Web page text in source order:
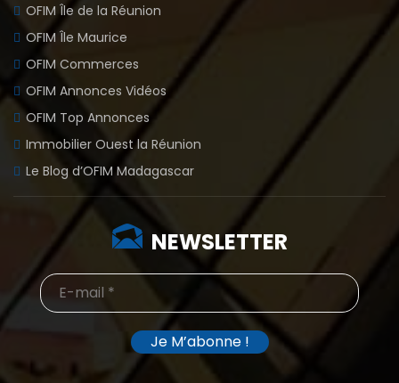
OFIM Île de la Réunion
OFIM Île Maurice
OFIM Commerces
OFIM Annonces Vidéos
OFIM Top Annonces
Immobilier Ouest la Réunion
Le Blog d’OFIM Madagascar
NEWSLETTER